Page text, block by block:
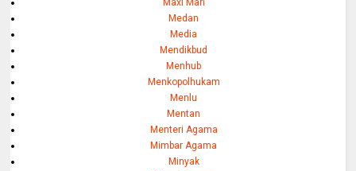
Maxi Mari
Medan
Media
Mendikbud
Menhub
Menkopolhukam
Menlu
Mentan
Menteri Agama
Mimbar Agama
Minyak